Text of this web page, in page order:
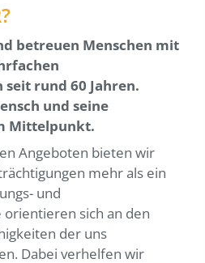
betreuen Menschen mit
rund 60 Jahren.
und seine
Mittelpunkt.
Angeboten bieten wir
mehr als ein
und
sich an den
der uns
Dabei verhelfen wir